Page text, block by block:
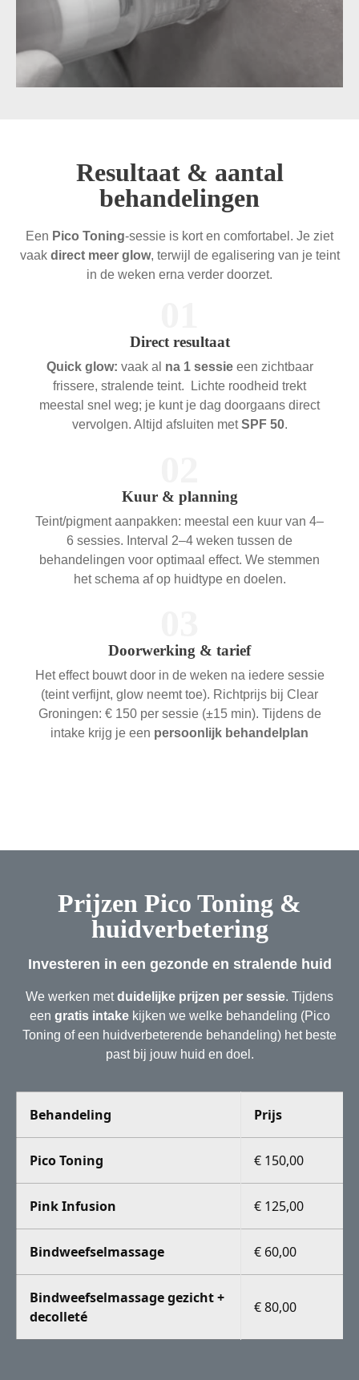
Resultaat & aantal
behandelingen
Een Pico Toning-sessie is kort en comfortabel. Je ziet
vaak direct meer glow, terwijl de egalisering van je teint
in de weken erna verder doorzet.
Direct resultaat
Quick glow: vaak al na 1 sessieeen zichtbaar
frissere, stralende teint. Lichte roodheid trekt
meestal snel weg; je kunt je dag doorgaans direct
vervolgen. Altijd afsluiten metSPF 50.
Kuur & planning
Teint/pigment aanpakken: meestal een kuur van 4–
6 sessies. Interval 2–4 weken tussen de
behandelingen voor optimaal effect. We stemmen
het schema af op huidtype en doelen.
Doorwerking & tarief
Het effect bouwt door in de weken na iedere sessie
(teint verfijnt, glow neemt toe). Richtprijs bij Clear
Groningen: € 150 per sessie (±15 min). Tijdens de
intake krijg je een persoonlijk behandelplan
Prijzen Pico Toning &
huidverbetering
Investeren in een gezonde en stralende huid
We werken metduidelijke prijzen per sessie. Tijdens
een gratis intakekijken we welke behandeling (Pico
Toning of een huidverbeterende behandeling) het beste
past bij jouw huid en doel.
Behandeling Prijs
Pico Toning € 150,00
Pink Infusion € 125,00
Bindweefselmassage € 60,00
Bindweefselmassage gezicht +
decolleté
€ 80,00